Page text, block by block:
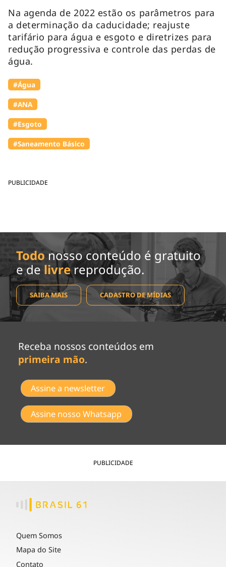
PUBLICIDADE
Na agenda de 2022 estão os parâmetros para
a determinação da caducidade; reajuste
tarifário para água e esgoto e diretrizes para
redução progressiva e controle das perdas de
água.
#Água
#ANA
#Esgoto
#Saneamento Básico
Todo nosso conteúdo é gratuito
e de livrereprodução.
SAIBA MAIS CADASTRO DE MÍDIAS
Receba nossos conteúdos em
primeira mão.
Assine a newsletter
Assine nosso Whatsapp
PUBLICIDADE
Quem Somos
Mapa do Site
Contato